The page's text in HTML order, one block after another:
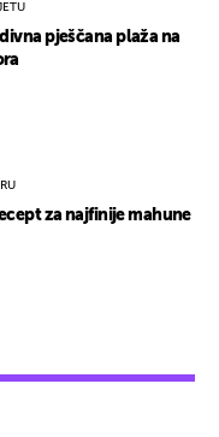
pješčana plaža na
za najfinije mahune